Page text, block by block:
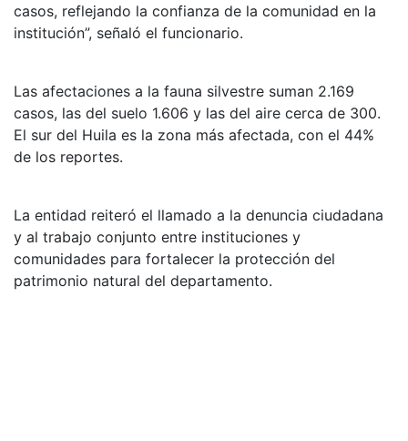
casos, reflejando la confianza de la comunidad en la
institución”, señaló el funcionario.
Las afectaciones a la fauna silvestre suman 2.169
casos, las del suelo 1.606 y las del aire cerca de 300.
El sur del Huila es la zona más afectada, con el 44%
de los reportes.
La entidad reiteró el llamado a la denuncia ciudadana
y al trabajo conjunto entre instituciones y
comunidades para fortalecer la protección del
patrimonio natural del departamento.